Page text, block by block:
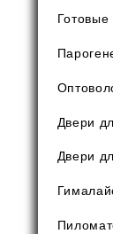
Двери
Двери